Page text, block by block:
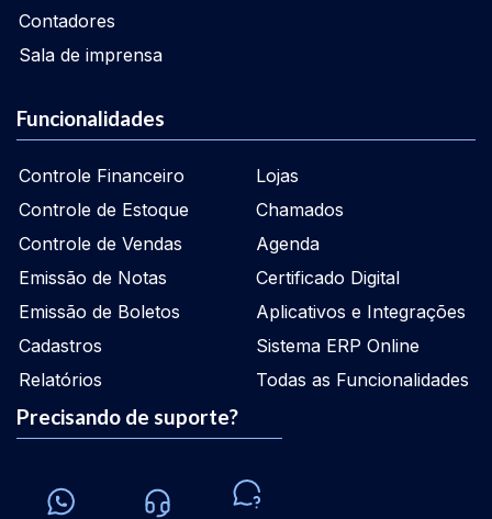
Contadores
Sala de imprensa
Funcionalidades
Controle Financeiro
Controle de Estoque
Controle de Vendas
Emissão de Notas
Emissão de Boletos
Cadastros
Relatórios
Lojas
Chamados
Agenda
Certificado Digital
Aplicativos e Integrações
Sistema ERP Online
Todas as Funcionalidades
Precisando de suporte?